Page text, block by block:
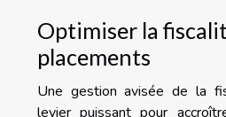
Optimiser la
placements
Une gestion avisée de la
levier puissant pour